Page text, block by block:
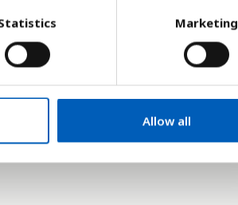
Marketing
Allow all
vid födseln. Mer än
fem år. Barn i
upp och blir äldre än
(socialt,